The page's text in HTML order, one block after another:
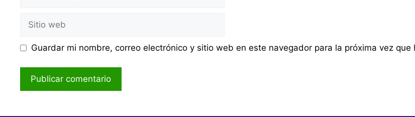
Sitio
web
Guardar mi nombre, correo electrónico y sitio web en este navegador para la próxima vez que